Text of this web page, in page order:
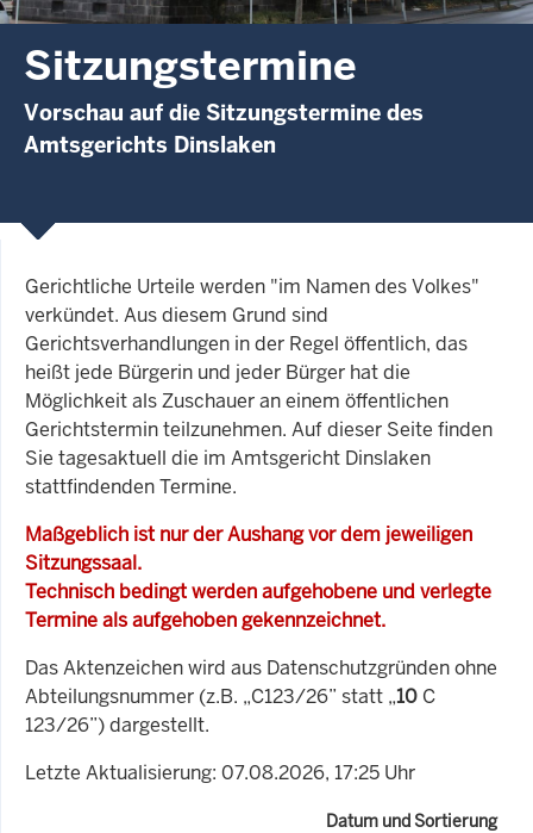
Sitzungstermine
Vorschau auf die Sitzungstermine des
Amtsgerichts Dinslaken
Gerichtliche Urteile werden "im Namen des Volkes"
verkündet. Aus diesem Grund sind
Gerichtsverhandlungen in der Regel öffentlich, das
heißt jede Bürgerin und jeder Bürger hat die
Möglichkeit als Zuschauer an einem öffentlichen
Gerichtstermin teilzunehmen. Auf dieser Seite finden
Sie tagesaktuell die im Amtsgericht Dinslaken
stattfindenden Termine.
Maßgeblich ist nur der Aushang vor dem jeweiligen
Sitzungssaal.
Technisch bedingt werden aufgehobene und verlegte
Termine als aufgehoben gekennzeichnet.
Das Aktenzeichen wird aus Datenschutzgründen ohne
Abteilungsnummer (z.B. „C123/26” statt „10 C
123/26”) dargestellt.
Letzte Aktualisierung: 07.08.2026, 17:25 Uhr
Datum und Sortierung